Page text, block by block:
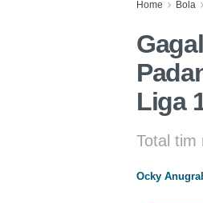
Home Bola
Liga
Total tim
Ocky